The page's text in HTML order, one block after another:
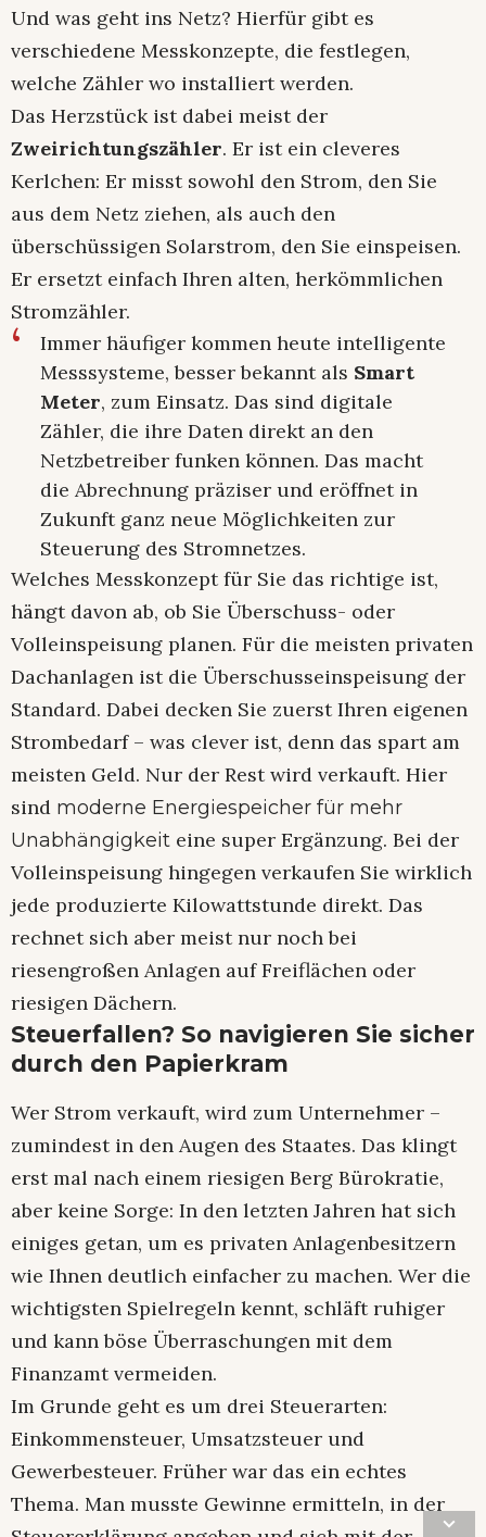
Und was geht ins Netz? Hierfür gibt es
verschiedene Messkonzepte, die festlegen,
welche Zähler wo installiert werden.
Das Herzstück ist dabei meist der
Zweirichtungszähler. Er ist ein cleveres
Kerlchen: Er misst sowohl den Strom, den Sie
aus dem Netz ziehen, als auch den
überschüssigen Solarstrom, den Sie einspeisen.
Er ersetzt einfach Ihren alten, herkömmlichen
Stromzähler.
Immer häufiger kommen heute intelligente
Messsysteme, besser bekannt als Smart
Meter, zum Einsatz. Das sind digitale
Zähler, die ihre Daten direkt an den
Netzbetreiber funken können. Das macht
die Abrechnung präziser und eröffnet in
Zukunft ganz neue Möglichkeiten zur
Steuerung des Stromnetzes.
Welches Messkonzept für Sie das richtige ist,
hängt davon ab, ob Sie Überschuss- oder
Volleinspeisung planen. Für die meisten privaten
Dachanlagen ist die Überschusseinspeisung der
Standard. Dabei decken Sie zuerst Ihren eigenen
Strombedarf – was clever ist, denn das spart am
meisten Geld. Nur der Rest wird verkauft. Hier
sind moderne Energiespeicher für mehr
Unabhängigkeit eine super Ergänzung. Bei der
Volleinspeisung hingegen verkaufen Sie wirklich
jede produzierte Kilowattstunde direkt. Das
rechnet sich aber meist nur noch bei
riesengroßen Anlagen auf Freiflächen oder
riesigen Dächern.
Steuerfallen? So navigieren Sie sicher
durch den Papierkram
Wer Strom verkauft, wird zum Unternehmer –
zumindest in den Augen des Staates. Das klingt
erst mal nach einem riesigen Berg Bürokratie,
aber keine Sorge: In den letzten Jahren hat sich
einiges getan, um es privaten Anlagenbesitzern
wie Ihnen deutlich einfacher zu machen. Wer die
wichtigsten Spielregeln kennt, schläft ruhiger
und kann böse Überraschungen mit dem
Finanzamt vermeiden.
Im Grunde geht es um drei Steuerarten:
Einkommensteuer, Umsatzsteuer und
Gewerbesteuer. Früher war das ein echtes
Thema. Man musste Gewinne ermitteln, in der